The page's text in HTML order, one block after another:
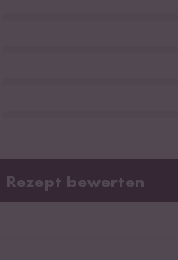
Rezept bewerten